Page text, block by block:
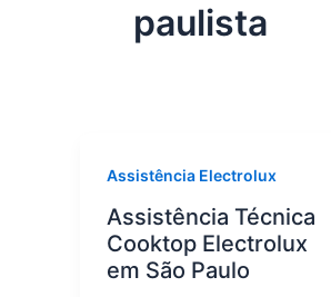
paulista
Assistência Electrolux
Assistência Técnica
Cooktop Electrolux
em São Paulo